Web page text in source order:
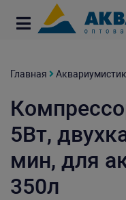
Главная
5Вт,
мин, для
350л